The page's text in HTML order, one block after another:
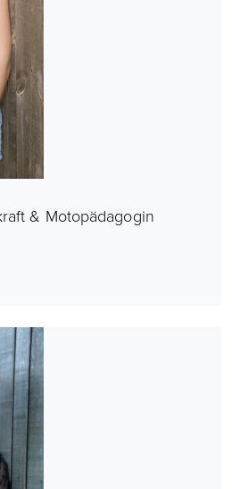
& Motopädagogin